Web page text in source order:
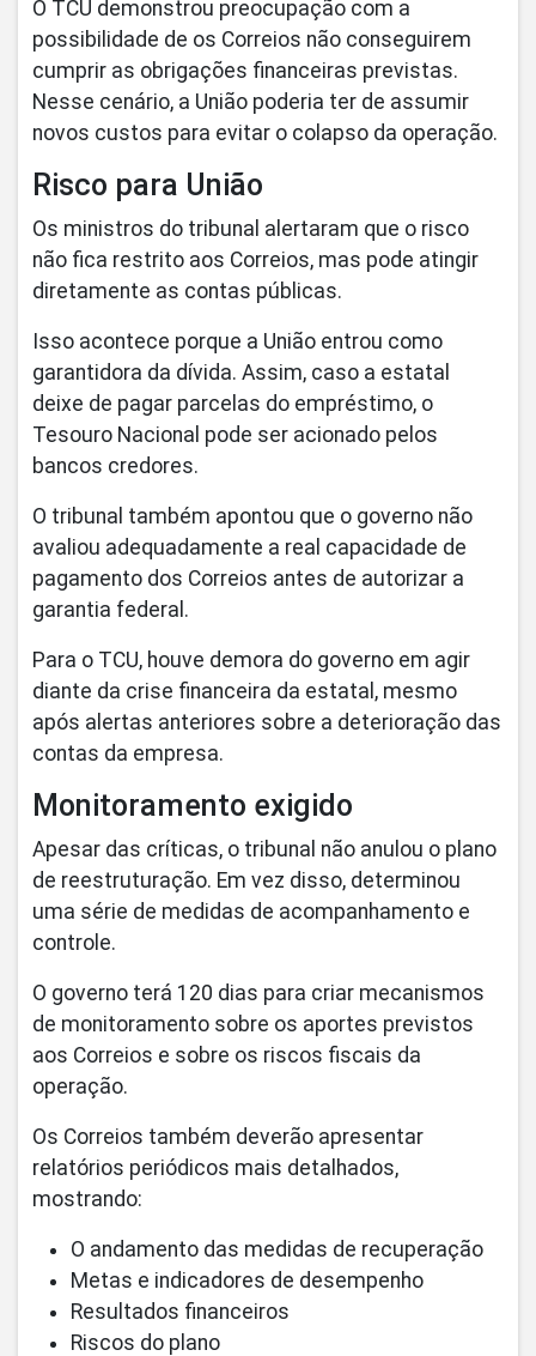
O TCU demonstrou preocupação com a
possibilidade de os Correios não conseguirem
cumprir as obrigações financeiras previstas.
Nesse cenário, a União poderia ter de assumir
novos custos para evitar o colapso da operação.
Risco para União
Os ministros do tribunal alertaram que o risco
não fica restrito aos Correios, mas pode atingir
diretamente as contas públicas.
Isso acontece porque a União entrou como
garantidora da dívida. Assim, caso a estatal
deixe de pagar parcelas do empréstimo, o
Tesouro Nacional pode ser acionado pelos
bancos credores.
O tribunal também apontou que o governo não
avaliou adequadamente a real capacidade de
pagamento dos Correios antes de autorizar a
garantia federal.
Para o TCU, houve demora do governo em agir
diante da crise financeira da estatal, mesmo
após alertas anteriores sobre a deterioração das
contas da empresa.
Monitoramento exigido
Apesar das críticas, o tribunal não anulou o plano
de reestruturação. Em vez disso, determinou
uma série de medidas de acompanhamento e
controle.
O governo terá 120 dias para criar mecanismos
de monitoramento sobre os aportes previstos
aos Correios e sobre os riscos fiscais da
operação.
Os Correios também deverão apresentar
relatórios periódicos mais detalhados,
mostrando:
O andamento das medidas de recuperação
Metas e indicadores de desempenho
Resultados financeiros
Riscos do plano